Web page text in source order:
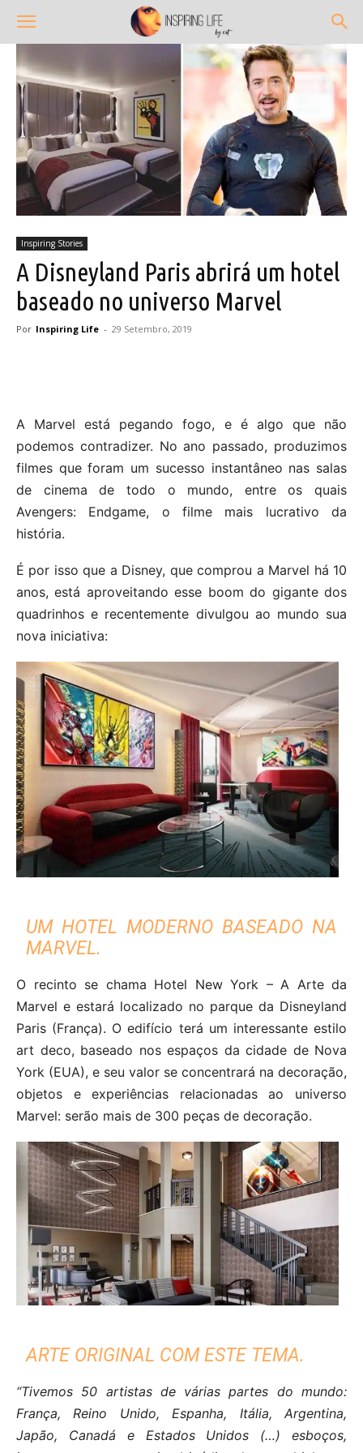
Inspiring Stories
A Disneyland Paris abrirá um hotel
baseado no universo Marvel
Por Inspiring Life - 29 Setembro, 2019
A Marvel está pegando fogo, e é algo que não
podemos contradizer. No ano passado, produzimos
filmes que foram um sucesso instantâneo nas salas
de cinema de todo o mundo, entre os quais
Avengers: Endgame, o filme mais lucrativo da
história.
É por isso que a Disney, que comprou a Marvel há 10
anos, está aproveitando esse boom do gigante dos
quadrinhos e recentemente divulgou ao mundo sua
nova iniciativa:
UM HOTEL MODERNO BASEADO NA
MARVEL.
O recinto se chama Hotel New York – A Arte da
Marvel e estará localizado no parque da Disneyland
Paris (França). O edifício terá um interessante estilo
art deco, baseado nos espaços da cidade de Nova
York (EUA), e seu valor se concentrará na decoração,
objetos e experiências relacionadas ao universo
Marvel: serão mais de 300 peças de decoração.
ARTE ORIGINAL COM ESTE TEMA.
“Tivemos 50 artistas de várias partes do mundo:
França, Reino Unido, Espanha, Itália, Argentina,
Japão, Canadá e Estados Unidos (…) esboços,